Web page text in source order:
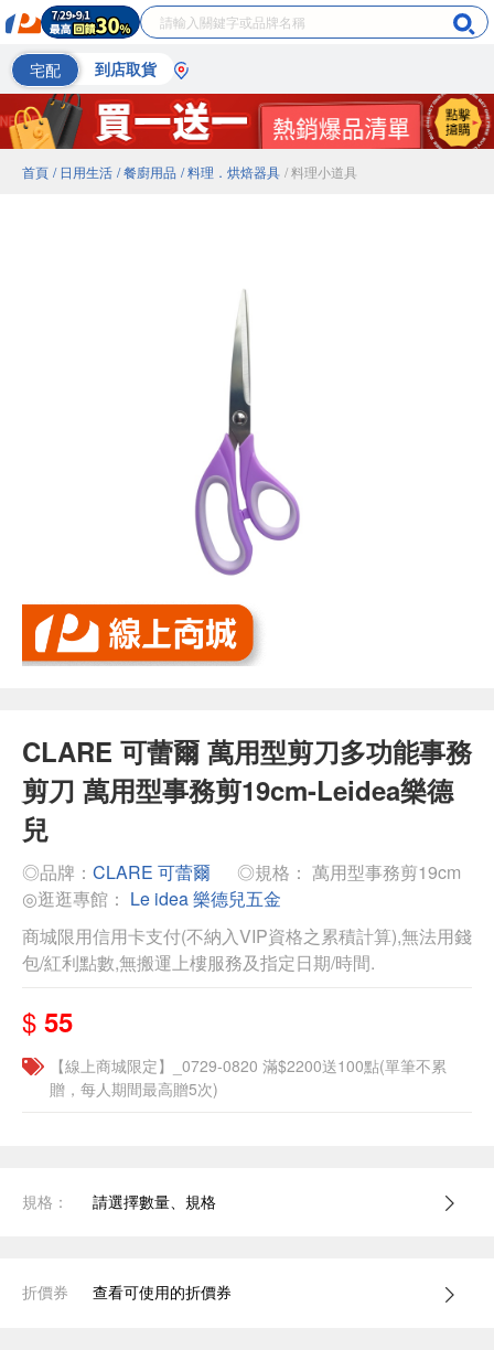
宅配 到店取貨
首頁 / 日用生活 / 餐廚用品 / 料理．烘焙器具 / 料理小道具
CLARE 可蕾爾 萬用型剪刀多功能事務
剪刀 萬用型事務剪19cm-Leidea樂德
兒
◎品牌： CLARE 可蕾爾
◎規格： 萬用型事務剪19cm
◎逛逛專館： Le idea 樂德兒五金
商城限用信用卡支付(不納入VIP資格之累積計算),無法用錢
包/紅利點數,無搬運上樓服務及指定日期/時間.
$ 55
【線上商城限定】_0729-0820 滿$2200送100點(單筆不累
贈，每人期間最高贈5次)
規格： 請選擇數量、規格
折價券 查看可使用的折價券